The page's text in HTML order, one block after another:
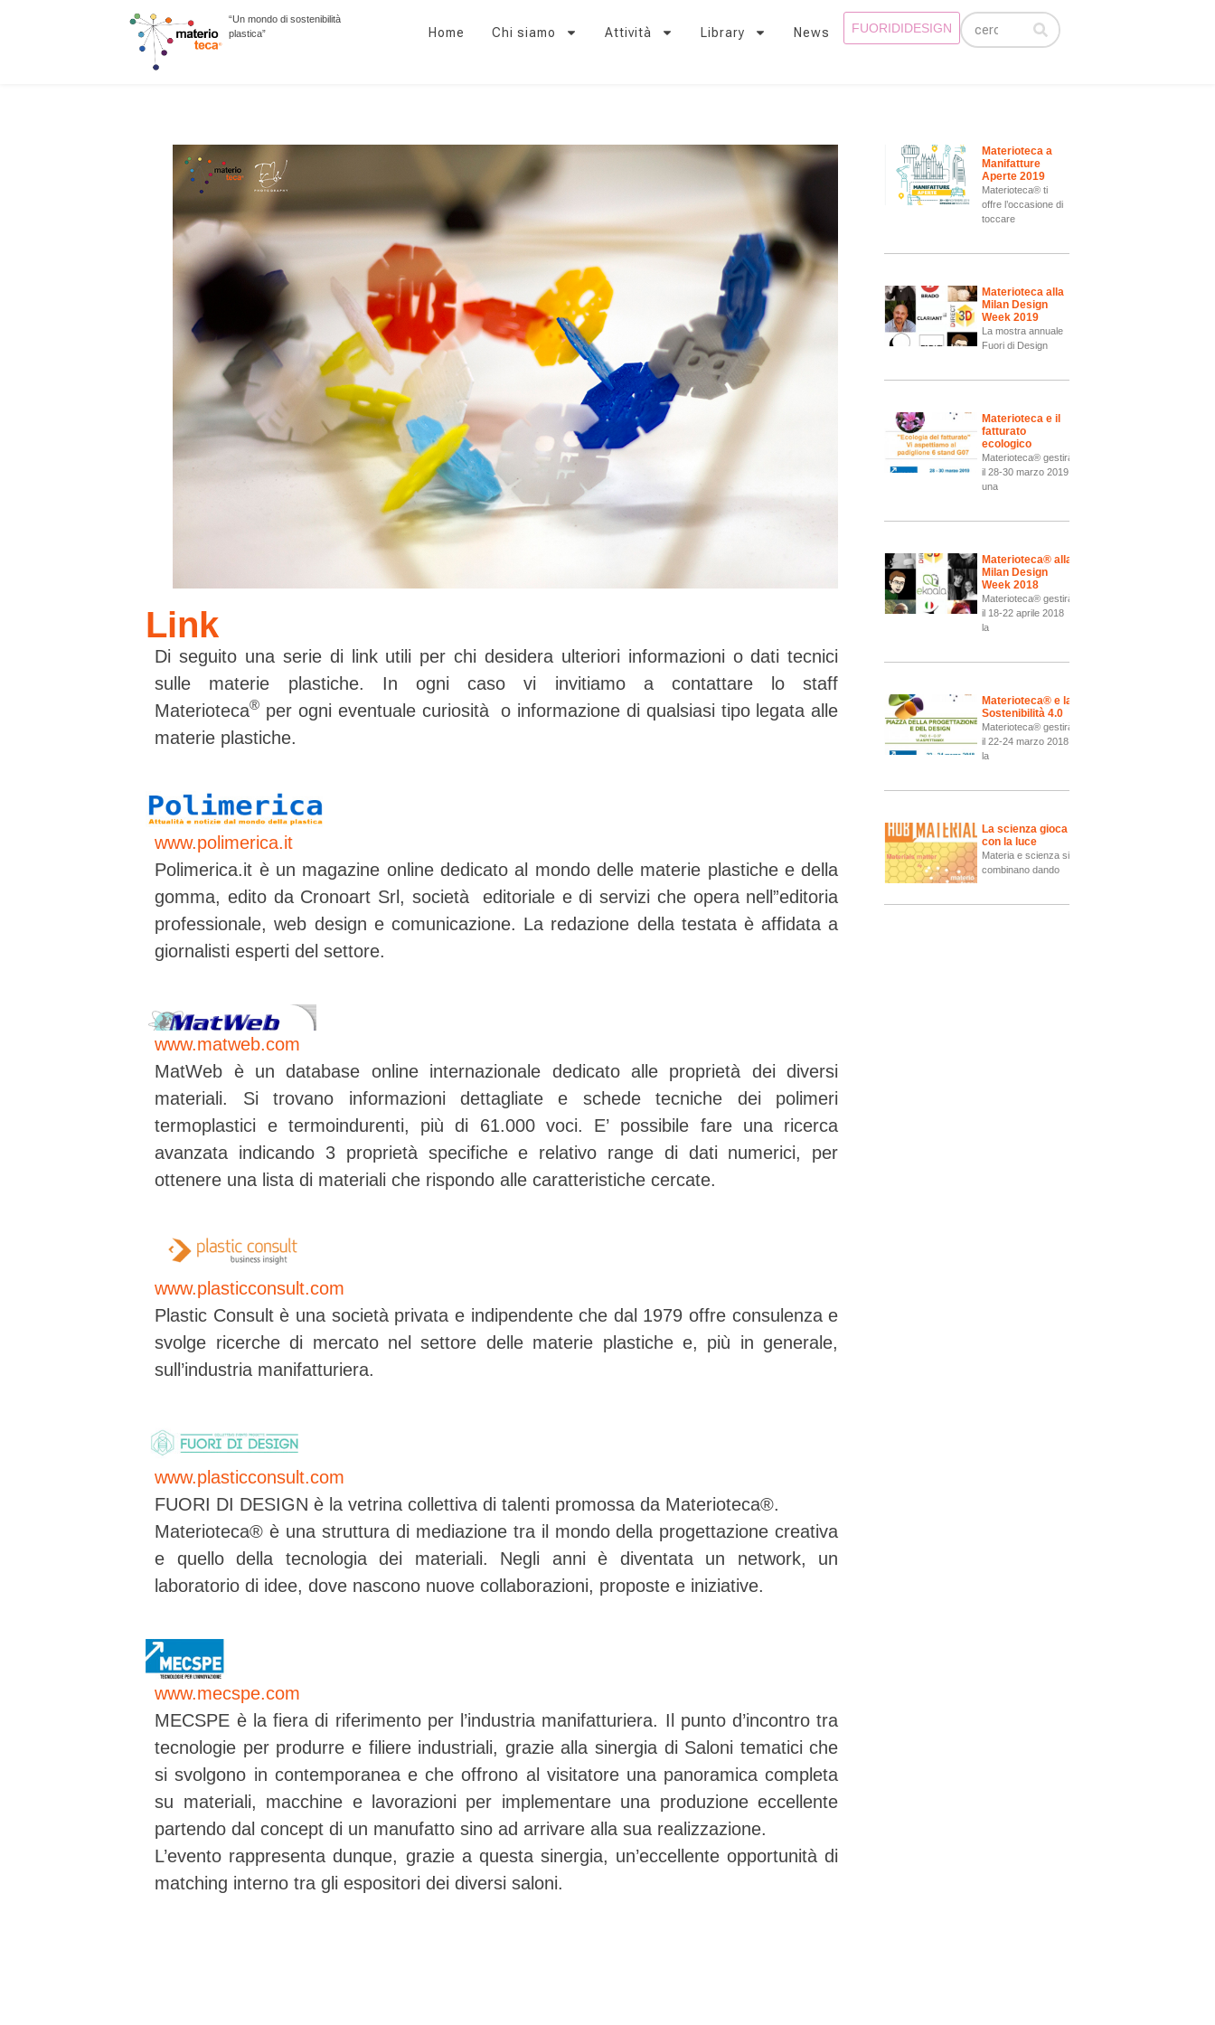
“Un mondo di sostenibilità
plastica”
Home Chi siamo Attività Library News FUORIDIDESIGN
Link
Di seguito una serie di link utili per chi desidera ulteriori informazioni o dati tecnici
sulle materie plastiche. In ogni caso vi invitiamo a contattare lo staff
Materioteca® per ogni eventuale curiosità o informazione di qualsiasi tipo legata alle
materie plastiche.
www.polimerica.it
Polimerica.it è un magazine online dedicato al mondo delle materie plastiche e della
gomma, edito da Cronoart Srl, società editoriale e di servizi che opera nell”editoria
professionale, web design e comunicazione. La redazione della testata è affidata a
giornalisti esperti del settore.
www.matweb.com
MatWeb è un database online internazionale dedicato alle proprietà dei diversi
materiali. Si trovano informazioni dettagliate e schede tecniche dei polimeri
termoplastici e termoindurenti, più di 61.000 voci. E’ possibile fare una ricerca
avanzata indicando 3 proprietà specifiche e relativo range di dati numerici, per
ottenere una lista di materiali che rispondo alle caratteristiche cercate.
www.plasticconsult.com
Plastic Consult è una società privata e indipendente che dal 1979 offre consulenza e
svolge ricerche di mercato nel settore delle materie plastiche e, più in generale,
sull’industria manifatturiera.
www.plasticconsult.com
FUORI DI DESIGN è la vetrina collettiva di talenti promossa da Materioteca®.
Materioteca® è una struttura di mediazione tra il mondo della progettazione creativa
e quello della tecnologia dei materiali. Negli anni è diventata un network, un
laboratorio di idee, dove nascono nuove collaborazioni, proposte e iniziative.
www.mecspe.com
MECSPE è la fiera di riferimento per l’industria manifatturiera. Il punto d’incontro tra
tecnologie per produrre e filiere industriali, grazie alla sinergia di Saloni tematici che
si svolgono in contemporanea e che offrono al visitatore una panoramica completa
su materiali, macchine e lavorazioni per implementare una produzione eccellente
partendo dal concept di un manufatto sino ad arrivare alla sua realizzazione.
L’evento rappresenta dunque, grazie a questa sinergia, un’eccellente opportunità di
matching interno tra gli espositori dei diversi saloni.
Materioteca a
Manifatture
Aperte 2019
Materioteca® ti
offre l’occasione di
toccare
Materioteca alla
Milan Design
Week 2019
La mostra annuale
Fuori di Design
Materioteca e il
fatturato
ecologico
Materioteca® gestirà
il 28-30 marzo 2019
una
Materioteca® alla
Milan Design
Week 2018
Materioteca® gestirà
il 18-22 aprile 2018
la
Materioteca® e la
Sostenibilità 4.0
Materioteca® gestirà
il 22-24 marzo 2018
la
La scienza gioca
con la luce
Materia e scienza si
combinano dando